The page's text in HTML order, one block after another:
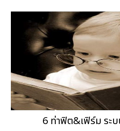
6 ท่าฟิต&เฟิร์ม ระ